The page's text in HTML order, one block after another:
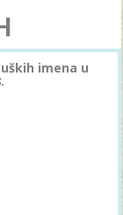
imena u